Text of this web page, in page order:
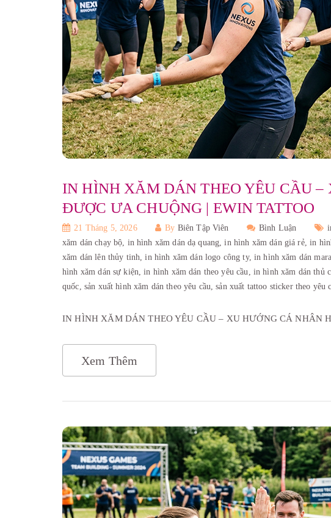
IN HÌNH XĂM DÁN THEO YÊU CẦU
ĐƯỢC ƯA CHUỘNG | EWIN TATTOO
21 Tháng 5, 2026 By Biên Tập Viên Bình Luận
xăm dán chạy bộ, in hình xăm dán dạ quang,in hình xăm dán giá rẻ,in
xăm dán lên thủy tinh,in hình xăm dán logo công ty, in hình xăm dán
hình xăm dán sự kiện,in hình xăm dán theo yêu cầu, in hình xăm dán thủ
quốc, sản xuất hình xăm dán theo yêu cầu,sản xuất tattoo sticker theo yêu
IN HÌNH XĂM DÁN THEO YÊU CẦU – XU HƯỚNG CÁ NHÂN
Xem Thêm